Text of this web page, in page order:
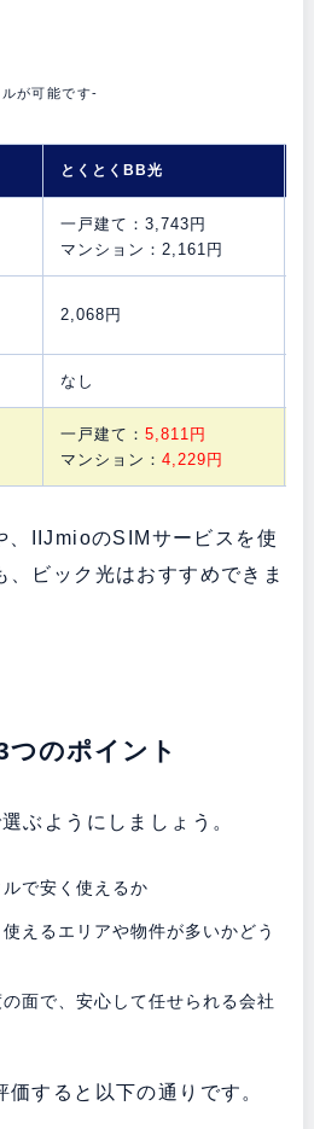
が可能です-
とくとくBB光
一戸建て：3,743円
マンション：2,161円
2,068円
なし
一戸建て： 5,811円
マンション： 4,229円
、IIJmioのSIMサービスを使
、ビック光はおすすめできま
のポイント
ぶようにしましょう。
ルで安く使えるか
使えるエリアや物件が多いかどう
の面で、安心して任せられる会社
すると以下の通りです。